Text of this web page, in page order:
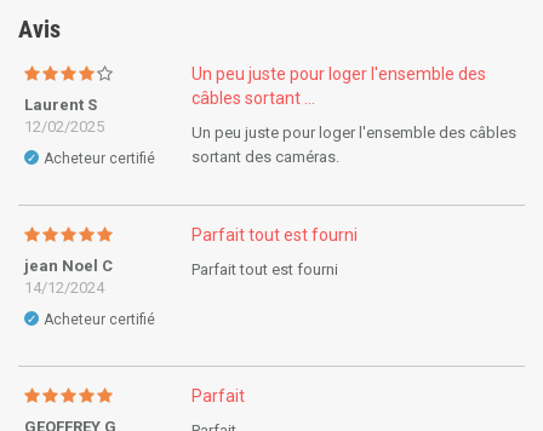
Avis
Laurent S
12/02/2025
✓ Acheteur certifié
Un peu juste pour loger l'ensemble des
câbles sortant ...
Un peu juste pour loger l'ensemble des câbles
sortant des caméras.
jean Noel C
14/12/2024
✓ Acheteur certifié
Parfait tout est fourni
Parfait tout est fourni
GEOFFREY G
Parfait